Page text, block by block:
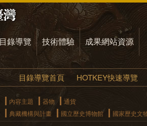
目錄導覽 技術體驗 成果網站資源
目錄導覽首頁 HOTKEY快速導覽
內容主題 器物
通貨
典藏機構與計畫 國立歷史博物館 國家歷史文